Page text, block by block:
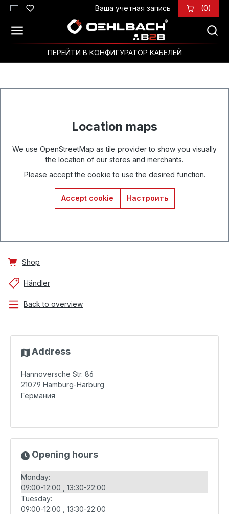
Перейти к основному содержанию
Ваша учетная запись (0)
ПЕРЕЙТИ В КОНФИГУРАТОР КАБЕЛЕЙ
Location maps
We use OpenStreetMap as tile provider to show you visually
the location of our stores and merchants.
Please accept the cookie to use the desired function.
Accept cookie Настроить
Shop
Händler
Back to overview
Address
Hannoversche Str. 86
21079 Hamburg-Harburg
Германия
Opening hours
Monday:
09:00-12:00
13:30-22:00
Tuesday:
09:00-12:00
13:30-22:00